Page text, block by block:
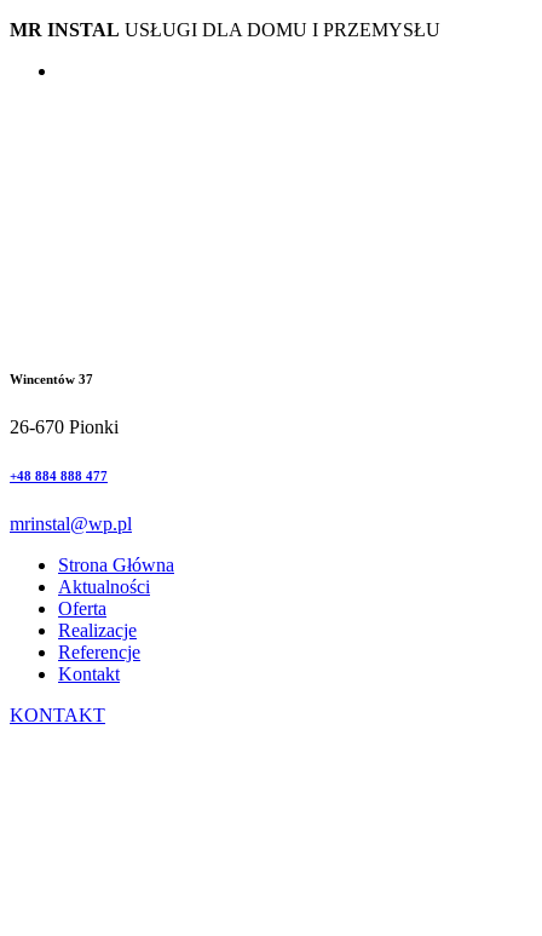
MR INSTAL USŁUGI DLA DOMU I PRZEMYSŁU
Wincentów 37
26-670 Pionki
+48 884 888 477
mrinstal@wp.pl
Strona Główna
Aktualności
Oferta
Realizacje
Referencje
Kontakt
KONTAKT